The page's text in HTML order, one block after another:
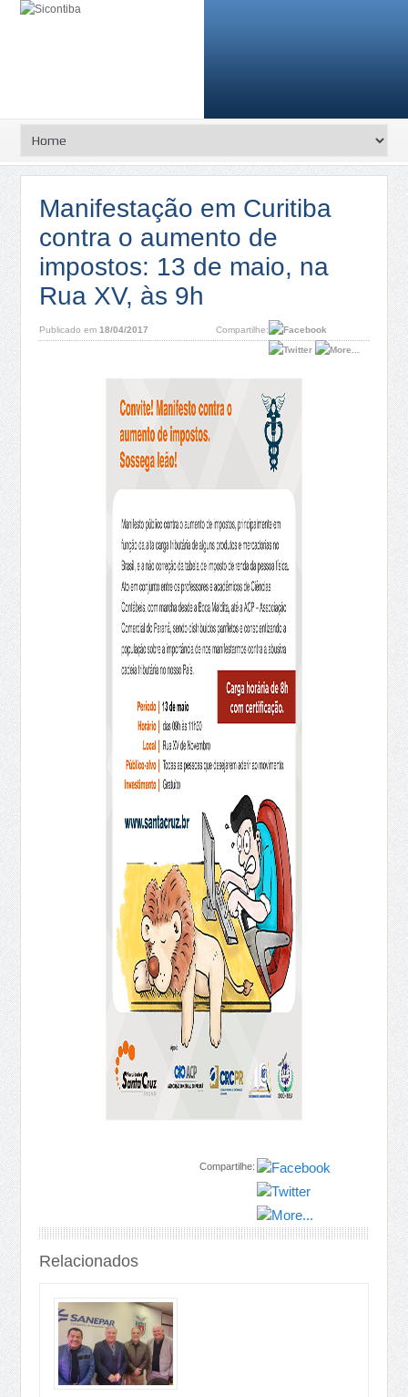
Manifestação em Curitiba
contra o aumento de
impostos: 13 de maio, na
Rua XV, às 9h
Publicado em18/04/2017 Compartilhe:
Compartilhe:
Relacionados